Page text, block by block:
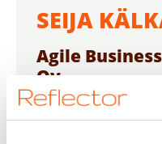
SEIJA
Agile
Oy
Seija on
osaamisalueita